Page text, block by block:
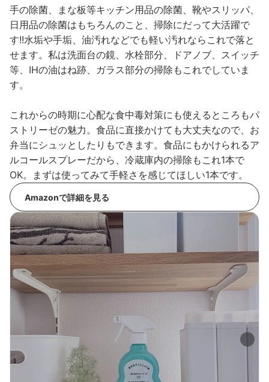
手の除菌、まな板等キッチン用品の除菌、靴やスリッパ、
日用品の除菌はもちろんのこと、掃除にだって大活躍で
す!!水垢や手垢、油汚れなどでも軽い汚れならこれで落と
せます。私は洗面台の鏡、水栓部分、ドアノブ、スイッチ
等、IHの油はね跡、ガラス部分の掃除もこれでしていま
す。
これからの時期に心配な食中毒対策にも使えるところもパ
ストリーゼの魅力。食品に直接かけても大丈夫なので、お
弁当にシュッとしたりもできます。食品にもかけられるア
ルコールスプレーだから、冷蔵庫内の掃除もこれ1本で
OK。まずは使ってみて手軽さを感じてほしい1本です。
Amazonで詳細を見る